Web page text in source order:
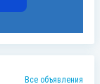
Все объявления